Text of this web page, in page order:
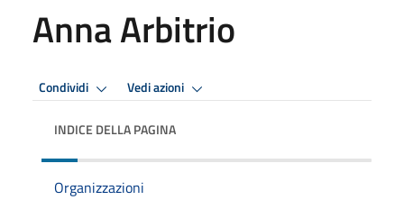
Anna Arbitrio
Condividi Vedi azioni
INDICE DELLA PAGINA
Organizzazioni